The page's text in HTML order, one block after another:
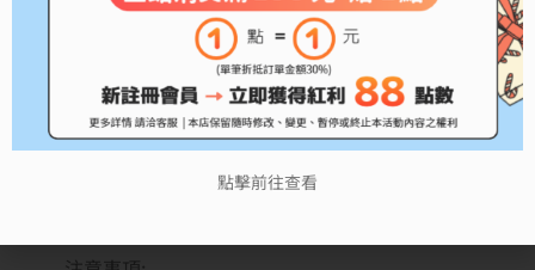
*此為耗材性用品，經拆封後不予退貨(除新品不
良)，拆封前請務必確認清楚型號!!
*出貨時間約3~5個工作天，如遇缺貨將另行通知
點擊前往查看